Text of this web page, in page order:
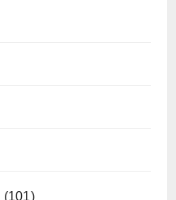
(101)